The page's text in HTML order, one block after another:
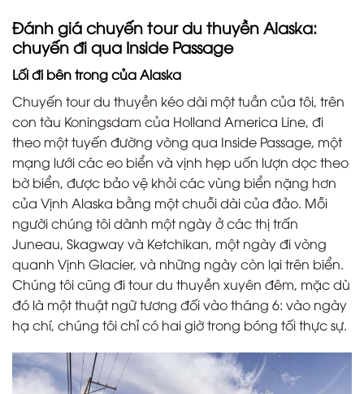
Đánh giá chuyến tour du thuyền Alaska:
chuyến đi qua Inside Passage
Lối đi bên trong của Alaska
Chuyến tour du thuyền kéo dài một tuần của tôi, trên
con tàu Koningsdam của Holland America Line, đi
theo một tuyến đường vòng qua Inside Passage, một
mạng lưới các eo biển và vịnh hẹp uốn lượn dọc theo
bờ biển, được bảo vệ khỏi các vùng biển nặng hơn
của Vịnh Alaska bằng một chuỗi dài của đảo. Mỗi
người chúng tôi dành một ngày ở các thị trấn
Juneau, Skagway và Ketchikan, một ngày đi vòng
quanh Vịnh Glacier, và những ngày còn lại trên biển.
Chúng tôi cũng đi tour du thuyền xuyên đêm, mặc dù
đó là một thuật ngữ tương đối vào tháng 6: vào ngày
hạ chí, chúng tôi chỉ có hai giờ trong bóng tối thực sự.